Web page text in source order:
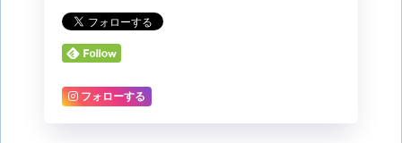
フォローする